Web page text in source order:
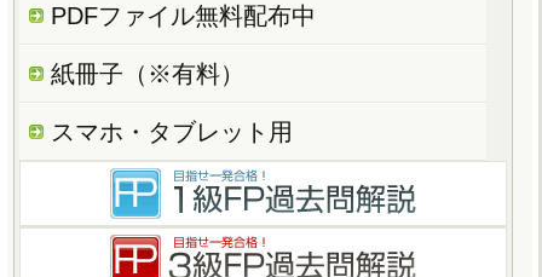
PDFファイル無料配布中
紙冊子（※有料）
スマホ・タブレット用